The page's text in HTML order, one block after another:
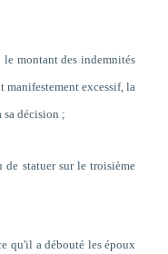
le montant des indemnités
manifestement excessif, la
sa décision ;
statuer sur le troisième
qu'il a débouté les époux